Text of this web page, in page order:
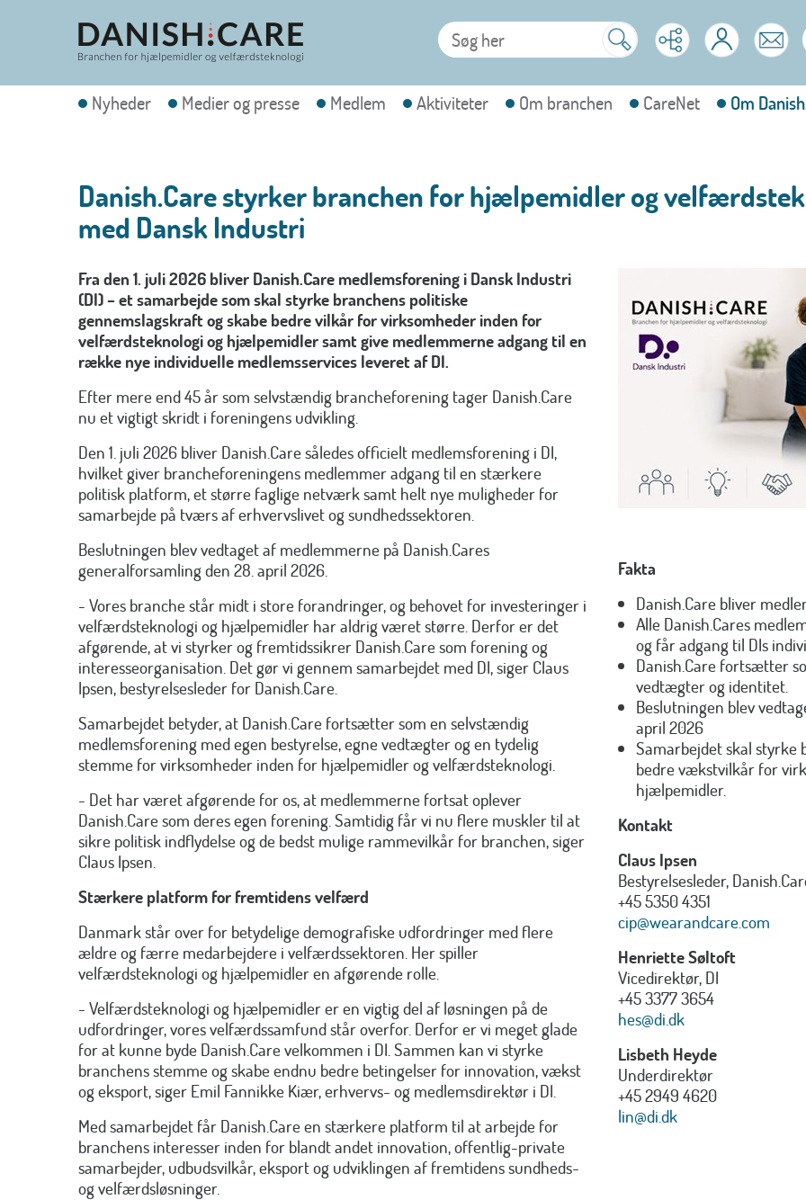
Nyheder Medier og presse Medlem Aktiviteter Om branchen CareNet Om
Danish.Care styrker branchen for hjælpemidler og
med Dansk Industri
Fra den 1. juli 2026 bliver Danish.Care medlemsforening i Dansk Industri
(DI) – et samarbejde som skal styrke branchens politiske
gennemslagskraft og skabe bedre vilkår for virksomheder inden for
velfærdsteknologi og hjælpemidler samt give medlemmerne adgang til en
række nye individuelle medlemsservices leveret af DI.
Efter mere end 45 år som selvstændig brancheforening tager Danish.Care
nu et vigtigt skridt i foreningens udvikling.
Den 1. juli 2026 bliver Danish.Care således officielt medlemsforening i DI,
hvilket giver brancheforeningens medlemmer adgang til en stærkere
politisk platform, et større faglige netværk samt helt nye muligheder for
samarbejde på tværs af erhvervslivet og sundhedssektoren.
Beslutningen blev vedtaget af medlemmerne på Danish.Cares
generalforsamling den 28. april 2026.
- Vores branche står midt i store forandringer, og behovet for investeringer i
velfærdsteknologi og hjælpemidler har aldrig været større. Derfor er det
afgørende, at vi styrker og fremtidssikrer Danish.Care som forening og
interesseorganisation. Det gør vi gennem samarbejdet med DI, siger Claus
Ipsen, bestyrelsesleder for Danish.Care.
Samarbejdet betyder, at Danish.Care fortsætter som en selvstændig
medlemsforening med egen bestyrelse, egne vedtægter og en tydelig
stemme for virksomheder inden for hjælpemidler og velfærdsteknologi.
- Det har været afgørende for os, at medlemmerne fortsat oplever
Danish.Care som deres egen forening. Samtidig får vi nu flere muskler til at
sikre politisk indflydelse og de bedst mulige rammevilkår for branchen, siger
Claus Ipsen.
Stærkere platform for fremtidens velfærd
Danmark står over for betydelige demografiske udfordringer med flere
ældre og færre medarbejdere i velfærdssektoren. Her spiller
velfærdsteknologi og hjælpemidler en afgørende rolle.
- Velfærdsteknologi og hjælpemidler er en vigtig del af løsningen på de
udfordringer, vores velfærdssamfund står overfor. Derfor er vi meget glade
for at kunne byde Danish.Care velkommen i DI. Sammen kan vi styrke
branchens stemme og skabe endnu bedre betingelser for innovation, vækst
og eksport, siger Emil Fannikke Kiær, erhvervs- og medlemsdirektør i DI.
Med samarbejdet får Danish.Care en stærkere platform til at arbejde for
branchens interesser inden for blandt andet innovation, offentlig-private
samarbejder, udbudsvilkår, eksport og udviklingen af fremtidens sundheds-
og velfærdsløsninger.
Fakta
Danish.Care bliver
Alle Danish.Cares
og får adgang til DIs
Danish.Care fortsætter
vedtægter og identitet.
Beslutningen blev
april 2026
Samarbejdet skal styrke
bedre vækstvilkår for
hjælpemidler.
Kontakt
Claus Ipsen
Bestyrelsesleder,
+45 5350 4351
cip@wearandcare.com
HenrietteSøltoft
Vicedirektør, DI
+45 3377 3654
hes@di.dk
Lisbeth Heyde
Underdirektør
+45 2949 4620
lin@di.dk